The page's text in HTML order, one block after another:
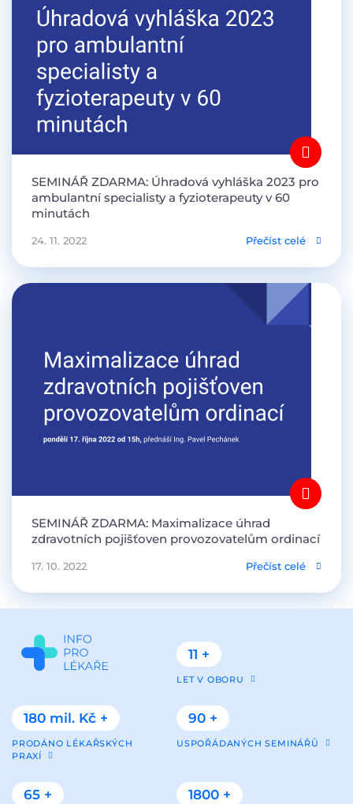
SEMINÁŘ ZDARMA: Úhradová vyhláška 2023 pro
ambulantní specialisty a fyzioterapeuty v 60
minutách
24. 11. 2022 Přečíst celé
SEMINÁŘ ZDARMA: Maximalizace úhrad
zdravotních pojišťoven provozovatelům ordinací
17. 10. 2022 Přečíst celé
11 +
LET V OBORU
180 mil. Kč +
PRODÁNO LÉKAŘSKÝCH
PRAXÍ
90 +
USPOŘÁDANÝCH SEMINÁŘŮ
65 + 1800 +